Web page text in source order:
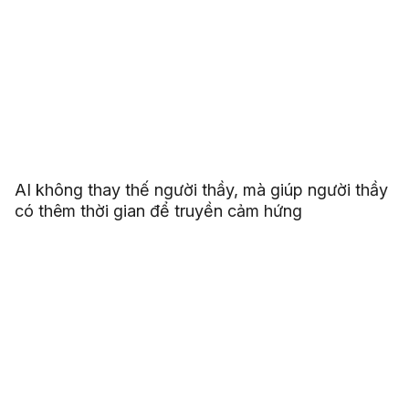
AI không thay thế người thầy, mà giúp người thầy
có thêm thời gian để truyền cảm hứng